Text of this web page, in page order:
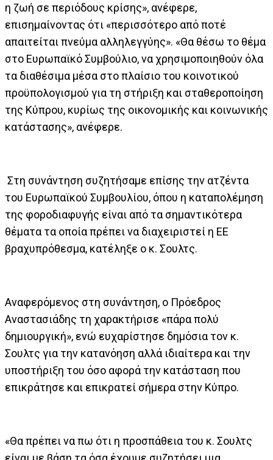
η ζωή σε περιόδους κρίσης», ανέφερε,
επισημαίνοντας ότι «περισσότερο από ποτέ
απαιτείται πνεύμα αλληλεγγύης». «Θα θέσω το θέμα
στο Ευρωπαϊκό Συμβούλιο, να χρησιμοποιηθούν όλα
τα διαθέσιμα μέσα στο πλαίσιο του κοινοτικού
προϋπολογισμού για τη στήριξη και σταθεροποίηση
της Κύπρου, κυρίως της οικονομικής και κοινωνικής
κατάστασης», ανέφερε.
Στη συνάντηση συζητήσαμε επίσης την ατζέντα
του Ευρωπαϊκού Συμβουλίου, όπου η καταπολέμηση
της φοροδιαφυγής είναι από τα σημαντικότερα
θέματα τα οποία πρέπει να διαχειριστεί η ΕΕ
βραχυπρόθεσμα, κατέληξε ο κ. Σουλτς.
Αναφερόμενος στη συνάντηση, ο Πρόεδρος
Αναστασιάδης τη χαρακτήρισε «πάρα πολύ
δημιουργική», ενώ ευχαρίστησε δημόσια τον κ.
Σουλτς για την κατανόηση αλλά ιδιαίτερα και την
υποστήριξη του όσο αφορά την κατάσταση που
επικράτησε και επικρατεί σήμερα στην Κύπρο.
«Θα πρέπει να πω ότι η προσπάθεια του κ. Σουλτς